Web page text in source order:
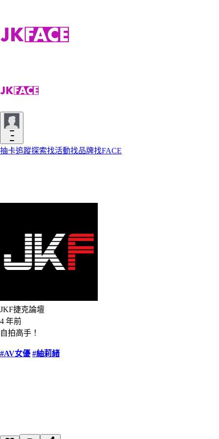
抽卡追蹤探索找活動找品牌找FACE
JKF捷克論壇
4 年前
自拍高手！
#AV女優 #紬莉緒